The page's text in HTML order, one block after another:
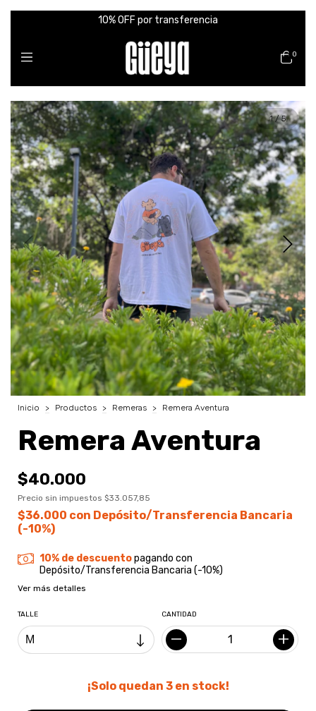
10% OFF por transferencia
0
1/5
Inicio > Productos > Remeras > Remera Aventura
Remera Aventura
$40.000
Precio sin impuestos $33.057,85
$36.000 con Depósito/Transferencia Bancaria
(-10%)
10% de descuentopagando con
Depósito/Transferencia Bancaria (-10%)
Ver más detalles
TALLE CANTIDAD
¡Solo quedan 3en stock!